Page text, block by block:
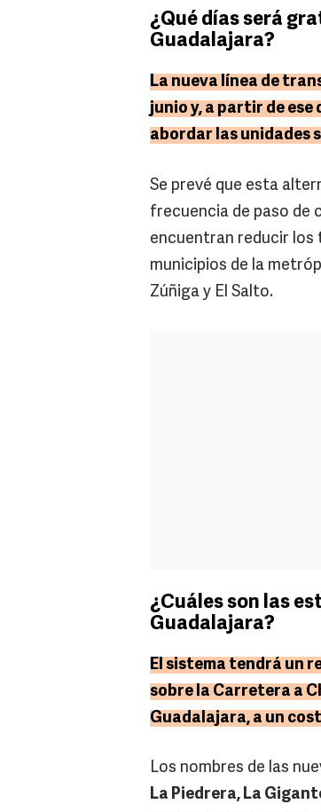
¿Qué días será
Guadalajara?
La nueva línea de
junio y, a partir de ese
abordar las unidades
Se prevé que esta
frecuencia de paso de
encuentran reducir los
municipios de la
Zúñiga y El Salto.
¿Cuáles son las
Guadalajara?
El sistema tendrá un
sobre la Carretera a
Guadalajara, a un
Los nombres de las
La Piedrera, La